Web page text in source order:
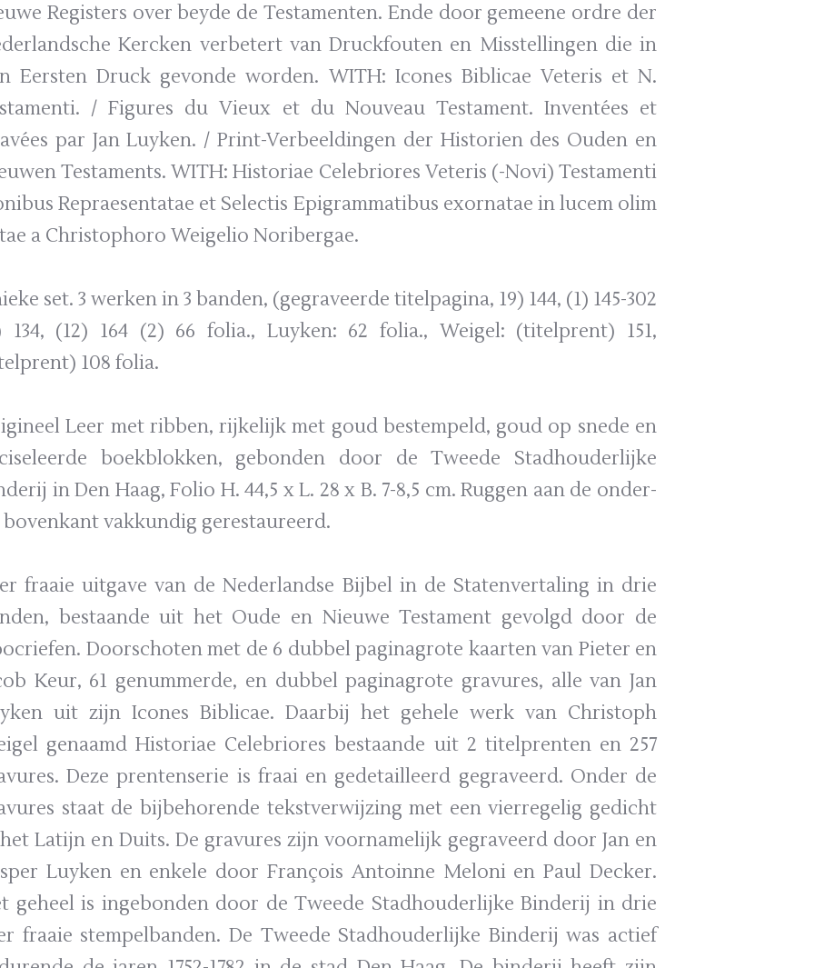
Registers over beyde de Testamenten. Ende door gemeene ordre der
Kercken verbetert van Druckfouten en Misstellingen die in
Eersten Druck gevonde worden. WITH: Icones Biblicae Veteris et N.
/ Figures du Vieux et du Nouveau Testament. Inventées et
par Jan Luyken. / Print-Verbeeldingen der Historien des Ouden en
Testaments. WITH: Historiae Celebriores Veteris (-Novi) Testamenti
Repraesentatae et Selectis Epigrammatibus exornatae in lucem olim
a Christophoro Weigelio Noribergae.
set. 3 werken in 3 banden, (gegraveerde titelpagina, 19) 144, (1) 145-302
134, (12) 164 (2) 66 folia., Luyken: 62 folia., Weigel: (titelprent) 151,
108 folia.
Leer met ribben, rijkelijk met goud bestempeld, goud op snede en
boekblokken, gebonden door de Tweede Stadhouderlijke
in Den Haag, Folio H. 44,5 x L. 28 x B. 7-8,5 cm. Ruggen aan de onder-
bovenkant vakkundig gerestaureerd.
fraaie uitgave van de Nederlandse Bijbel in de Statenvertaling in drie
bestaande uit het Oude en Nieuwe Testament gevolgd door de
Doorschoten met de 6 dubbel paginagrote kaarten van Pieter en
Keur, 61 genummerde, en dubbel paginagrote gravures, alle van Jan
uit zijn Icones Biblicae. Daarbij het gehele werk van Christoph
genaamd Historiae Celebriores bestaande uit 2 titelprenten en 257
Deze prentenserie is fraai en gedetailleerd gegraveerd. Onder de
staat de bijbehorende tekstverwijzing met een vierregelig gedicht
Latijn en Duits. De gravures zijn voornamelijk gegraveerd door Jan en
Luyken en enkele door François Antoinne Meloni en Paul Decker.
geheel is ingebonden door de Tweede Stadhouderlijke Binderij in drie
fraaie stempelbanden. De Tweede Stadhouderlijke Binderij was actief